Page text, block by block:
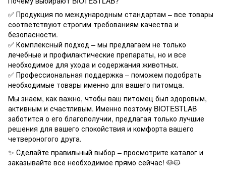
✅ Продукция по международным стандартам – все товары
соответствуют строгим требованиям качества и
безопасности.
✅ Комплексный подход – мы предлагаем не только
лечебные и профилактические препараты, но и все
необходимое для ухода и содержания животных.
✅ Профессиональная поддержка – поможем подобрать
необходимые товары именно для вашего питомца.
Мы знаем, как важно, чтобы ваш питомец был здоровым,
активным и счастливым. Именно поэтому BIOTESTLAB
заботится о его благополучии, предлагая только лучшие
решения для вашего спокойствия и комфорта вашего
четвероногого друга.
✨ Сделайте правильный выбор – просмотрите каталог и
заказывайте все необходимое прямо сейчас! 🐶🐱